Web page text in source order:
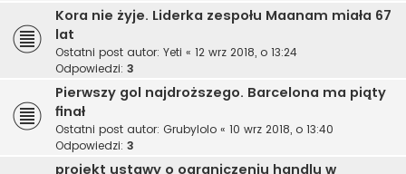
Kora nie żyje. Liderka zespołu Maanam miała 67
lat
Ostatni post autor: Yeti « 12 wrz 2018, o 13:24
Odpowiedzi: 3
Pierwszy gol najdroższego. Barcelona ma piąty
finał
Ostatni post autor: Grubylolo « 10 wrz 2018, o 13:40
Odpowiedzi: 3
projekt ustawy o ograniczeniu handlu w